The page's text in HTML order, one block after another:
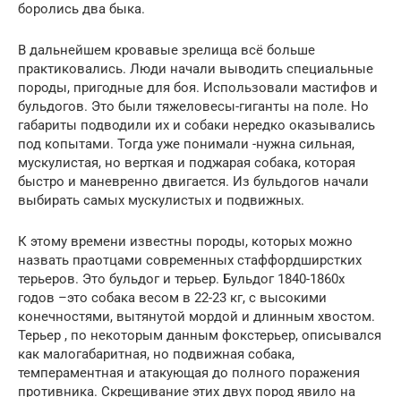
боролись два быка.
В дальнейшем кровавые зрелища всё больше
практиковались. Люди начали выводить специальные
породы, пригодные для боя. Использовали мастифов и
бульдогов. Это были тяжеловесы-гиганты на поле. Но
габариты подводили их и собаки нередко оказывались
под копытами. Тогда уже понимали -нужна сильная,
мускулистая, но верткая и поджарая собака, которая
быстро и маневренно двигается. Из бульдогов начали
выбирать самых мускулистых и подвижных.
К этому времени известны породы, которых можно
назвать праотцами современных стаффордширстких
терьеров. Это бульдог и терьер. Бульдог 1840-1860х
годов –это собака весом в 22-23 кг, с высокими
конечностями, вытянутой мордой и длинным хвостом.
Терьер , по некоторым данным фокстерьер, описывался
как малогабаритная, но подвижная собака,
темпераментная и атакующая до полного поражения
противника. Скрещивание этих двух пород явило на